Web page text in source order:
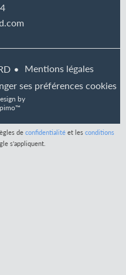
Mentions légales
ses préférences cookies
by
de confidentialitéet les conditions
s'appliquent.